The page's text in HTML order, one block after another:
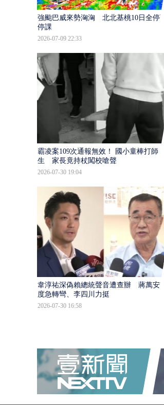
強颱巴威來勢洶洶 北北基桃10日全停班
停課
2026-07-09 22:33
霸凌案109次通報無效！ 國小童棒打師
生 家長竟持杖闖校嗆聲
2026-07-30 19:04
韋淳祐深偽賴總統聲音遭查辦 蔣萬安態
度急轉彎、李四川力挺
2026-07-30 16:58